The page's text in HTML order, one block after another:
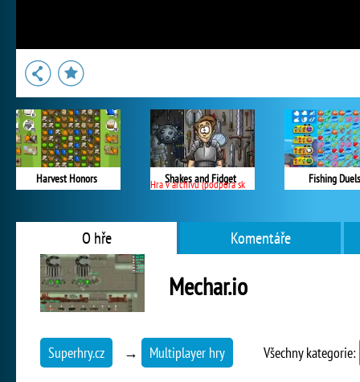
Harvest Honors Shakes and Fidget
Hra v archivu (podpora skončila) Fishing Duels
O hře Komentáře
Mechar.io
Superhry.cz → Multiplayer hry Všechny kategorie: